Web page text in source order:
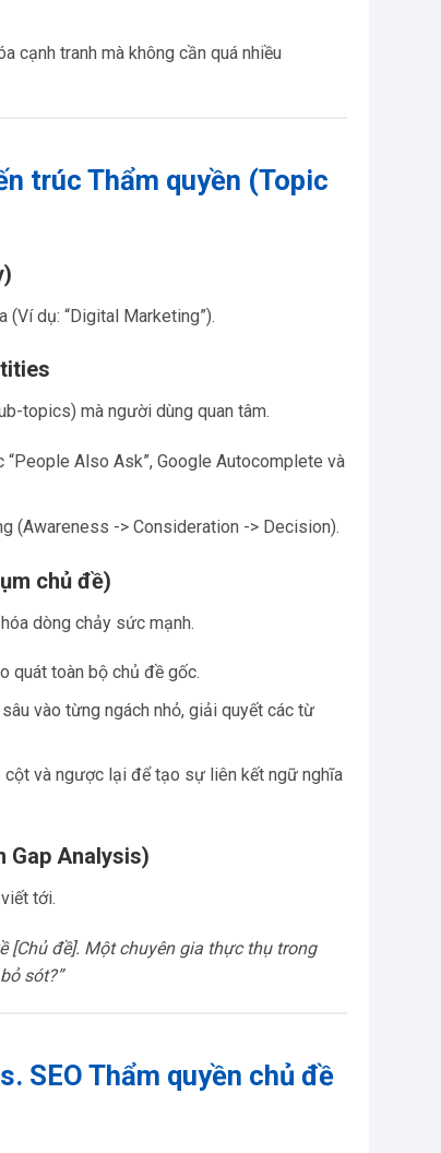
cạnh tranh mà không cần quá nhiều
trúc Thẩm quyền (Topic
(Ví dụ: “Digital Marketing”).
topics) mà người dùng quan tâm.
Also Ask”, Google Autocomplete và
(Awareness -> Consideration -> Decision).
chủ đề)
dòng chảy sức mạnh.
quát toàn bộ chủ đề gốc.
vào từng ngách nhỏ, giải quyết các từ
cột và ngược lại để tạo sự liên kết ngữ nghĩa
Gap Analysis)
tới.
[Chủ đề]. Một chuyên gia thực thụ trong
sót?”
SEO Thẩm quyền chủ đề